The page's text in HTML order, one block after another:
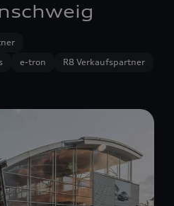
e-tron
R8 Verkaufspartner